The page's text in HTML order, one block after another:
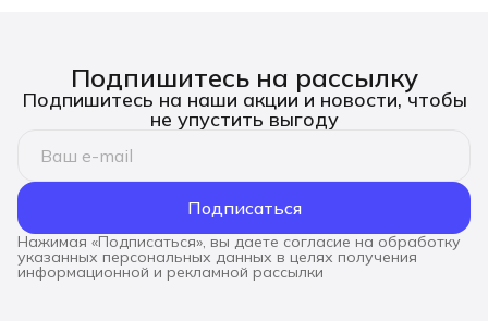
Подпишитесь на рассылку
Подпишитесь на наши акции и новости, чтобы
не упустить выгоду
Подписаться
Нажимая «Подписаться», вы даете согласие на обработку
указанных персональных данных в целях получения
информационной и рекламной рассылки